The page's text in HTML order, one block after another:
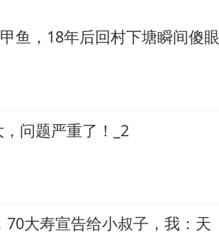
鱼，18年后回村下塘瞬间傻眼
问题严重了！_2
大寿宣告给小叔子，我：天